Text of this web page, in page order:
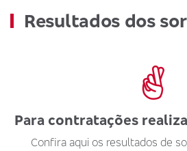
Resultados dos
Para contratações
Confira aqui os resultados de